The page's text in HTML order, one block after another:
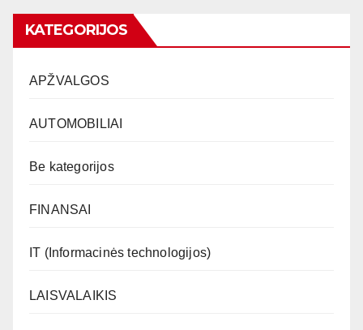
KATEGORIJOS
APŽVALGOS
AUTOMOBILIAI
Be kategorijos
FINANSAI
IT (Informacinės technologijos)
LAISVALAIKIS